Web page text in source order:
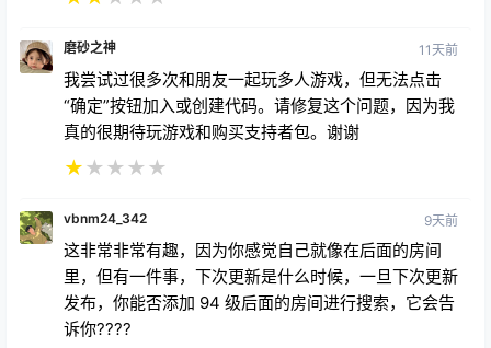
磨砂之神 11天前
我尝试过很多次和朋友一起玩多人游戏，但无法点击
“确定”按钮加入或创建代码。请修复这个问题，因为我
真的很期待玩游戏和购买支持者包。谢谢
★★ ★ ★ ★
vbnm24_342 9天前
这非常非常有趣，因为你感觉自己就像在后面的房间
里，但有一件事，下次更新是什么时候，一旦下次更新
发布，你能否添加 94 级后面的房间进行搜索，它会告
诉你????